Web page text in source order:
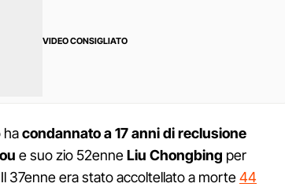
VIDEO CONSIGLIATO
hacondannato a 17 anni di reclusione
e suo zio 52enneLiu Chongbing per
Il 37enne era stato accoltellato a morte44